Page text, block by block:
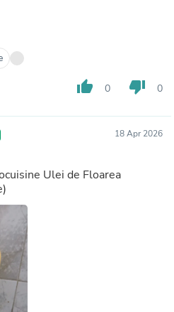
thumb_up 0 thumb_down 0
18 Apr 2026
Ulei de Floarea